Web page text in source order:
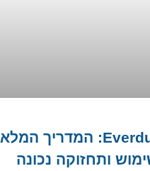
גריל גז Everdure: המדריך המלא
ותחזוקה נכונה